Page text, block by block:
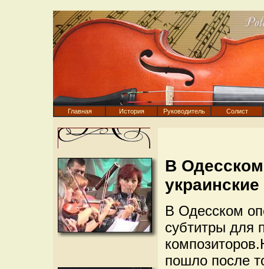
Главная История Руководитель Солист
В
В Одесском
субтитры для
пошло после